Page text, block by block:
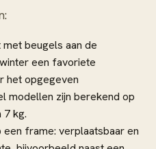
met beugels aan de
een favoriete
het opgegeven
modellen zijn berekend op
7 kg.
een frame: verplaatsbaar en